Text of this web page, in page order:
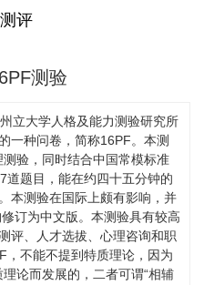
评
测验
立大学人格及能力测验研究所
一种问卷，简称16PF。本测
验，同时结合中国常模标准
道题目，能在约四十五分钟的
本测验在国际上颇有影响，并
订为中文版。本测验具有较高
评、人才选拔、心理咨询和职
，不能不提到特质理论，因为
论而发展的，二者可谓“相辅